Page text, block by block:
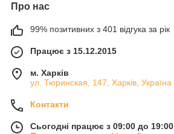
Про нас
99% позитивних з 401 відгука за рік
Працює з 15.12.2015
м. Харків
ул. Тюринская, 147, Харків, Україна
Контакти
Сьогодні працює з 09:00 до 19:00